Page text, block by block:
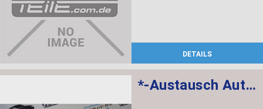
DETAILS
*-Austausch Automatikgetriebe EH GA8HP70Z